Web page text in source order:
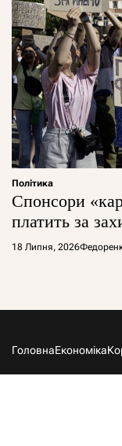
Політика
Спонсори
платить за
18 Липня, 2026
ГоловнаЕкономіка